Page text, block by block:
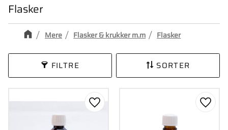
Flasker
Mere Flasker & krukker m.m Flasker
FILTRE SORTER
Gem som favorit Gem